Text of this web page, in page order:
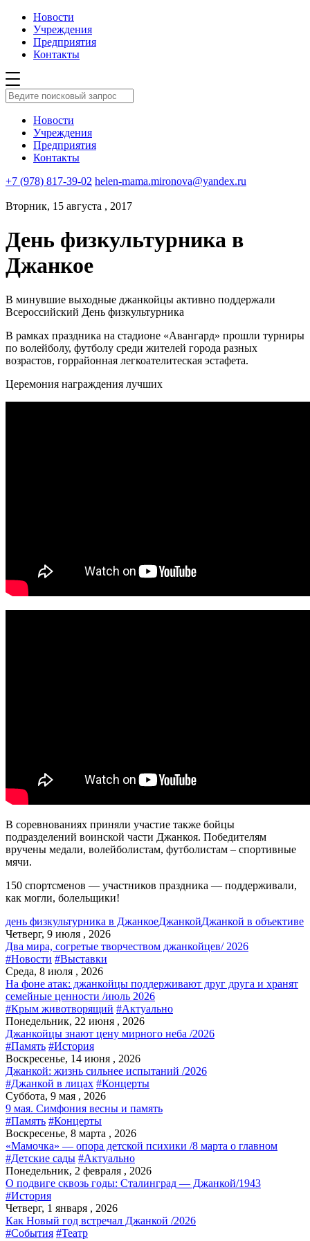
Новости
Учреждения
Предприятия
Контакты
Новости
Учреждения
Предприятия
Контакты
+7 (978) 817-39-02 helen-mama.mironova@yandex.ru
Вторник, 15 августа , 2017
День физкультурника в
Джанкое
В минувшие выходные джанкойцы активно поддержали
Всероссийский День физкультурника
В рамках праздника на стадионе «Авангард» прошли турниры
по волейболу, футболу среди жителей города разных
возрастов, горрайонная легкоателитеская эстафета.
Церемония награждения лучших
В соревнованиях приняли участие также бойцы
подразделений воинской части Джанкоя. Победителям
вручены медали, волейболистам, футболистам – спортивные
мячи.
150 спортсменов — участников праздника — поддерживали,
как могли, болельщики!
день физкультурника в ДжанкоеДжанкойДжанкой в объективе
Четверг, 9 июля , 2026
Два мира, согретые творчеством джанкойцев/ 2026
#Новости #Выставки
Среда, 8 июля , 2026
На фоне атак: джанкойцы поддерживают друг друга и хранят
семейные ценности /июль 2026
#Крым животворящий #Актуально
Понедельник, 22 июня , 2026
Джанкойцы знают цену мирного неба /2026
#Память #История
Воскресенье, 14 июня , 2026
Джанкой: жизнь сильнее испытаний /2026
#Джанкой в лицах #Концерты
Суббота, 9 мая , 2026
9 мая. Симфония весны и память
#Память #Концерты
Воскресенье, 8 марта , 2026
«Мамочка» — опора детской психики /8 марта о главном
#Детские сады #Актуально
Понедельник, 2 февраля , 2026
О подвиге сквозь годы: Сталинград — Джанкой/1943
#История
Четверг, 1 января , 2026
Как Новый год встречал Джанкой /2026
#События #Театр